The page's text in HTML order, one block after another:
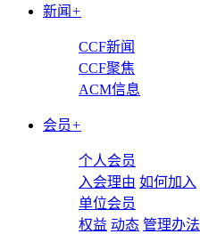
新闻 +
CCF新闻
CCF聚焦
ACM信息
会员+
个人会员
入会理由 如何加入
单位会员
权益 动态 管理办法